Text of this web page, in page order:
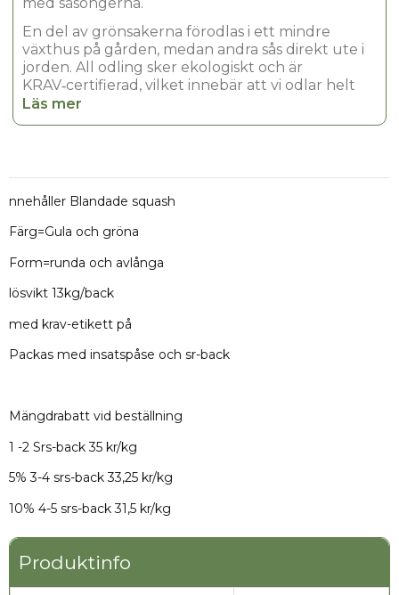
En del av grönsakerna förodlas i ett mindre
växthus på gården, medan andra sås direkt ute i
jorden. All odling sker ekologiskt och är
KRAV‑certifierad, vilket innebär att vi odlar helt
utan gifter och konstgödsel och med stor
är Böle Grönsaker mitt sätt att fortsätta utveckla
tydligt ursprung och hög kvalitet.
Varmt välkommen att handla direkt från mig
här i Market, jag ser fram emot att leverera
grönsaker som gör skillnad i din verksamhet.
Läs mer
nnehåller Blandade squash
Färg=Gula och gröna
Form=runda och avlånga
lösvikt 13kg/back
med krav-etikett på
Packas med insatspåse och sr-back
Mängdrabatt vid beställning
1 -2 Srs-back 35 kr/kg
5% 3-4 srs-back 33,25 kr/kg
10% 4-5 srs-back 31,5 kr/kg
Produktinfo